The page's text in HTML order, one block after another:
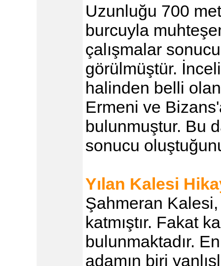
Uzunluğu 700
burcuyla
çalışmalar
görülmüştür.
halinden belli
Ermeni ve
bulunmuştur. Bu
sonucu
Yılan Kalesi
Şahmeran
katmıştır. Fakat
bulunmaktadır.
adamın biri